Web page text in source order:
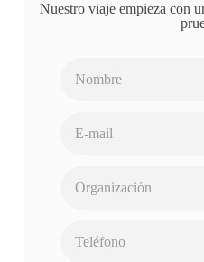
Nuestro viaje empieza con